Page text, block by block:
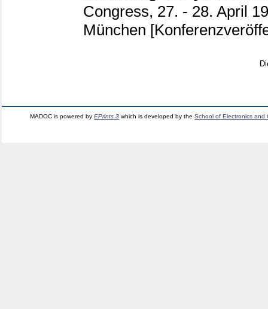
Congress, 27. - 28. April
München
MADOC is powered byEPrints 3 which is developed by theSchool of Electronics and